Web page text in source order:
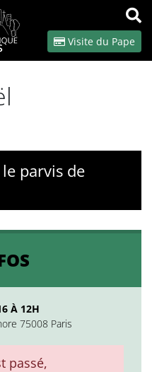
OK
Visite du Pape
parvis de
À 12H
75008 Paris
passé,